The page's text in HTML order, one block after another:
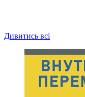
Дивитись всі